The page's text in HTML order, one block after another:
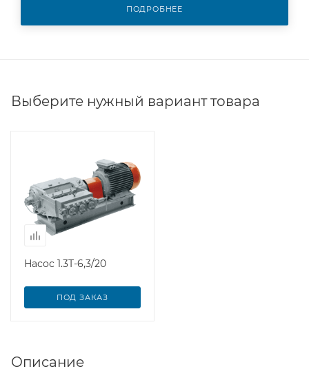
ПОДРОБНЕЕ
Выберите нужный вариант товара
Насос 1.3Т-6,3/20
ПОД ЗАКАЗ
Описание